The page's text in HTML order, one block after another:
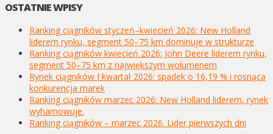
OSTATNIE WPISY
Ranking ciągników styczeń–kwiecień 2026: New Holland
liderem rynku, segment 50–75 km dominuje w strukturze
Ranking ciągników kwiecień 2026: John Deere liderem rynku,
segment 50–75 km z największym wolumenem
Rynek ciągników I kwartał 2026: spadek o 16,19 % i rosnąca
konkurencja marek
Ranking ciągników marzec 2026: New Holland liderem, rynek
wyhamowuje.
Ranking ciągników – marzec 2026. Lider pierwszych dni